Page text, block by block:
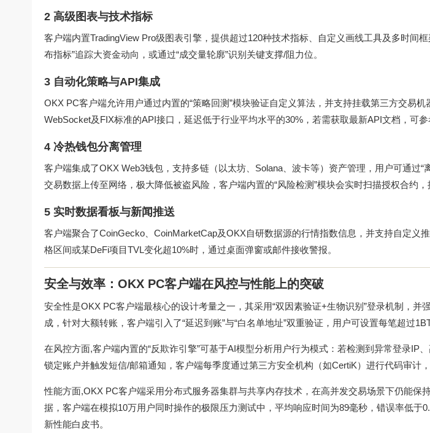
2 高级图表与技术指标
客户端内置TradingView Pro级图表引擎，提供超过120种技术指标、自定义画线工具及多时间
布指标”追踪大资金动向，或通过“成交量轮廓”识别关键支撑/阻力位。
3 自动化策略与API集成
OKX PC客户端允许用户通过内置的“策略回测”模块验证自定义算法，并支持挂载第三方交易机
WebSocket及FIX标准的API接口，延迟低于行业平均水平的30%，若需获取最新API文档，可参
4 冷热钱包分离管理
客户端集成了OKX Web3钱包，支持多链（以太坊、Solana、波卡等）资产管理，用户可通过“
交易数据上传至网络，极大降低被盗风险，客户端内置的“风险检测”模块会实时扫描授权合约，
5 实时数据看板与新闻推送
客户端聚合了CoinGecko、CoinMarketCap及OKX自研数据源的行情指数信息，并支持自定义
格区间或某DeFi项目TVL变化超10%时，通过桌面弹窗或邮件接收警报。
安全与效率：OKX PC客户端在风控与性能上的突破
安全性是OKX PC客户端最核心的设计考量之一，其采用“双因素验证+生物识别”登录机制，并
成，针对大额转账，客户端引入了“延迟到账”与“白名单地址”双重验证，用户可设置每笔超过
在风控方面,客户端内置的“反欺诈引擎”可基于AI模型分析用户行为模式：若检测到异常登录IP
锁定账户并触发短信/邮箱通知，客户端每季度通过第三方安全机构（如CertiK）进行代码审计，
性能方面,OKX PC客户端采用分布式服务器集群与共享内存技术，在高并发交易场景下仍能保
据，客户端在模拟10万用户同时操作的极限压力测试中，平均响应时间为89毫秒，错误率低于
新性能白皮书。